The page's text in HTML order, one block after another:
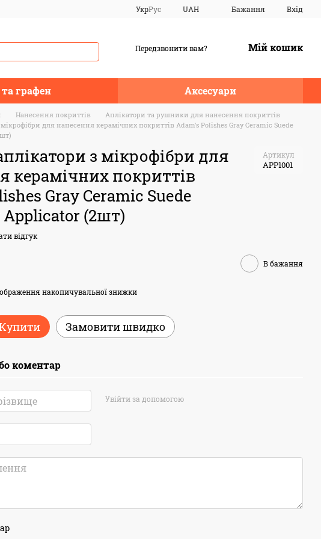
УкрРус UAH Бажання Вхід
Передзвонити вам? Мій кошик
графен Аксесуари
Нанесення покриттів
Аплікатори та рушники для нанесення покриттів
для нанесення керамічних покриттів Adam's Polishes Gray Ceramic Suede
з мікрофібри для
керамічних покриттів
Gray Ceramic Suede
(2шт)
Артикул
APP1001
відгук
В бажання
накопичувальної знижки
Замовити швидко
коментар
Увійти за допомогою